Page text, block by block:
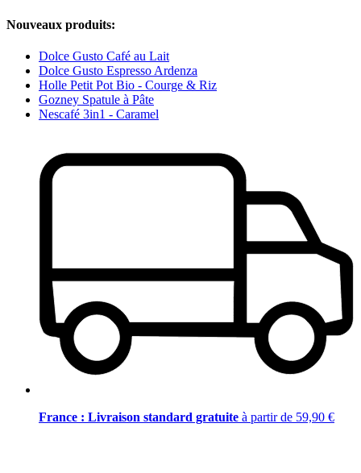
Nouveaux produits:
Dolce Gusto Café au Lait
Dolce Gusto Espresso Ardenza
Holle Petit Pot Bio - Courge & Riz
Gozney Spatule à Pâte
Nescafé 3in1 - Caramel
France : Livraison standard gratuite à partir de 59,90 €